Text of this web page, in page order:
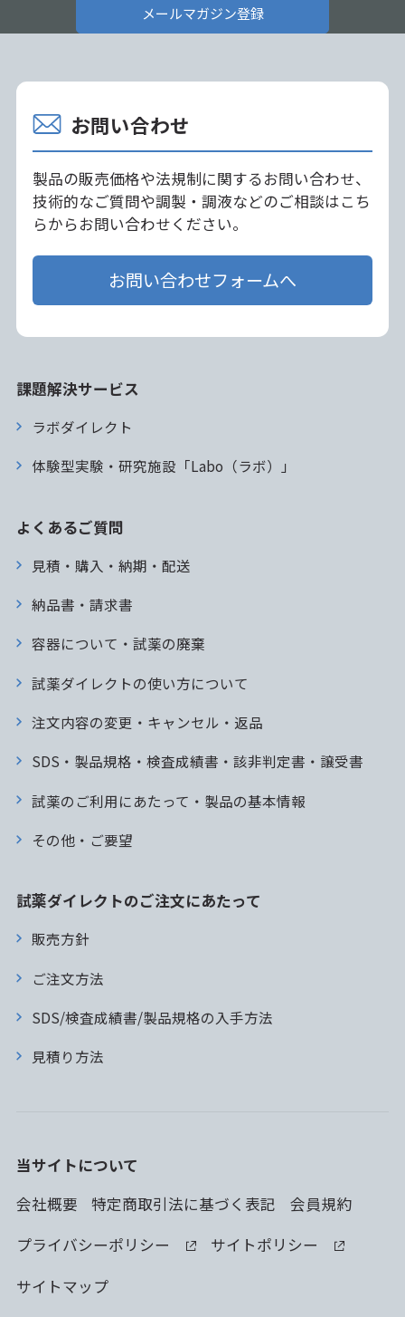
メールマガジン登録
お問い合わせ
製品の販売価格や法規制に関するお問い合わせ、
技術的なご質問や調製・調液などのご相談はこち
らからお問い合わせください。
お問い合わせフォームへ
課題解決サービス
ラボダイレクト
体験型実験・研究施設「Labo（ラボ）」
よくあるご質問
見積・購入・納期・配送
納品書・請求書
容器について・試薬の廃棄
試薬ダイレクトの使い方について
注文内容の変更・キャンセル・返品
SDS・製品規格・検査成績書・該非判定書・譲受書
試薬のご利用にあたって・製品の基本情報
その他・ご要望
試薬ダイレクトのご注文にあたって
販売方針
ご注文方法
SDS/検査成績書/製品規格の入手方法
見積り方法
当サイトについて
会社概要
特定商取引法に基づく表記
会員規約
プライバシーポリシー
サイトポリシー
サイトマップ